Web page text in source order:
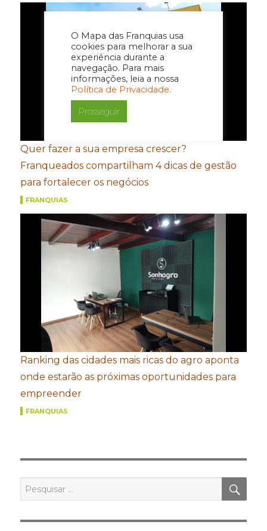
O Mapa das Franquias usa
cookies para melhorar a sua
experiência durante a
navegação. Para mais
informações, leia a nossa
Política de Privacidade.
Prosseguir
Quer fazer a sua empresa crescer?
Franqueados compartilham 4 dicas de gestão
para fortalecer os negócios
FRANQUIAS
Ranking das cidades mais ricas do agro aponta
onde estarão as próximas oportunidades para
empreender
FRANQUIAS
por: